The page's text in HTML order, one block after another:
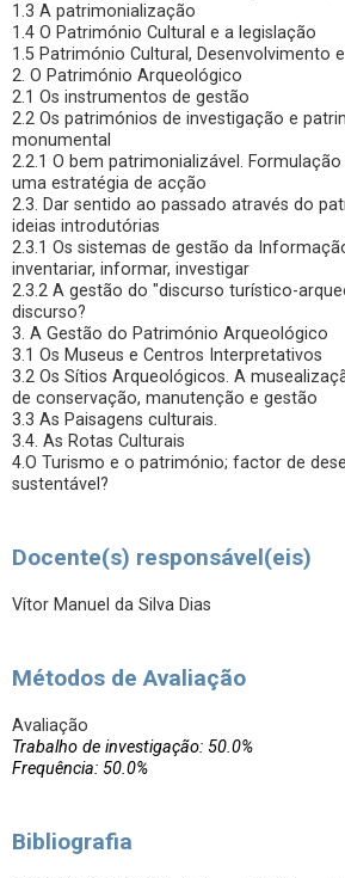
1.3 A patrimonialização
1.4 O Património Cultural e a legislação
1.5 Património Cultural, Desenvolvimento
2. O Património Arqueológico
2.1 Os instrumentos de gestão
2.2 Os patrimónios de investigação e
monumental
2.2.1 O bem patrimonializável.
uma estratégia de acção
2.3. Dar sentido ao passado através do
ideias introdutórias
2.3.1 Os sistemas de gestão da
inventariar, informar, investigar
2.3.2 A gestão do "discurso turístico-
discurso?
3. A Gestão do Património Arqueológico
3.1 Os Museus e Centros Interpretativos
3.2 Os Sítios Arqueológicos. A
de conservação, manutenção e gestão
3.3 As Paisagens culturais.
3.4. As Rotas Culturais
4.O Turismo e o património; factor de
sustentável?
Docente(s) responsável(eis)
Vítor Manuel da Silva Dias
Métodos de Avaliação
Avaliação
Trabalho de investigação: 50.0%
Frequência: 50.0%
Bibliografia